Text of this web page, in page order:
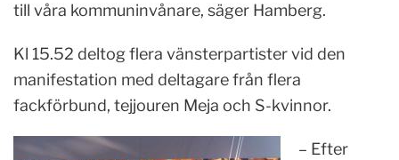
till våra kommuninvånare, säger Hamberg.
Kl 15.52 deltog flera vänsterpartister vid den
manifestation med deltagare från flera
fackförbund, tejjouren Meja och S-kvinnor.
– Efter